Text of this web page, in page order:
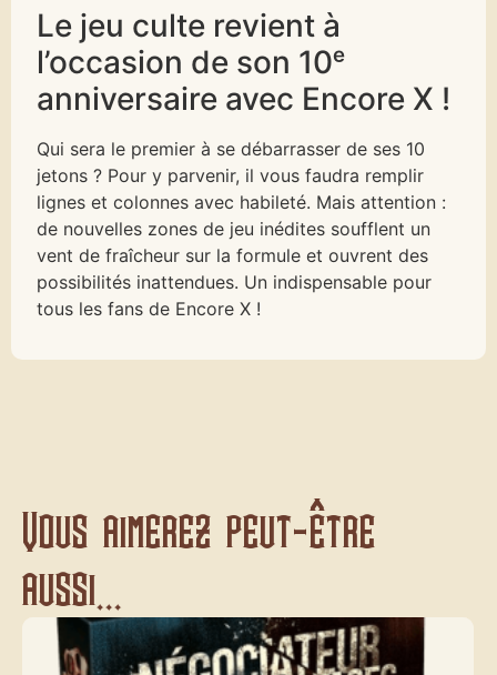
Le jeu culte revient à
l’occasion de son 10ᵉ
anniversaire avec Encore X !
Qui sera le premier à se débarrasser de ses 10
jetons ? Pour y parvenir, il vous faudra remplir
lignes et colonnes avec habileté. Mais attention :
de nouvelles zones de jeu inédites soufflent un
vent de fraîcheur sur la formule et ouvrent des
possibilités inattendues. Un indispensable pour
tous les fans de Encore X !
Vous aimerez peut-être
aussi...